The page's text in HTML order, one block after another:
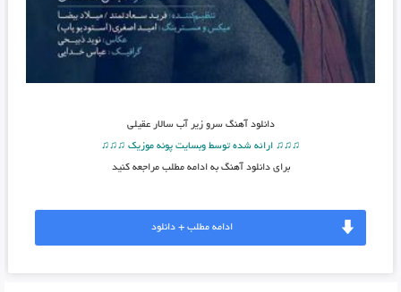
دانلود آهنگ سرو زیر آب سالار عقیلی
♫♫♫ ارائه شده توسط وبسایت پونه موزیک ♫♫♫
برای دانلود آهنگ به ادامه مطلب مراجعه کنید
ادامه مطلب + دانلود